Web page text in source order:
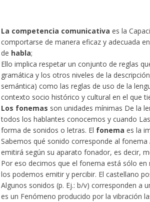
La competencia comunicativa es la
comportarse de manera eficaz y adecuada
de habla;
Ello implica respetar un conjunto de reglas
gramática y los otros niveles de la
semántica) como las reglas de uso de la
contexto socio histórico y cultural en el que
Los fonemas son unidades mínimas De la
todos los hablantes conocemos y cuando
forma de sonidos o letras. El fonema es la
Sabemos qué sonido corresponde al
emitirá según su aparato fonador, es decir,
Por eso decimos que el fonema está sólo
los podemos emitir y percibir. El castellano
Algunos sonidos (p. Ej.: b/v) corresponden a
es un Fenómeno producido por la vibración